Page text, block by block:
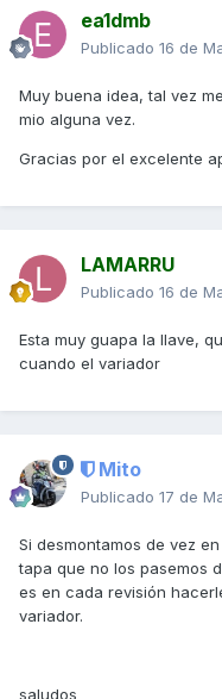
ea1dmb
Publicado 16 de
Muy buena idea, tal vez
mio alguna vez.
Gracias por el excelente
LAMARRU
Publicado 16 de
Esta muy guapa la llave,
cuando el variador
Mito
Publicado 17 de
Si desmontamos de vez
tapa que no los pasemos
es en cada revisión
variador.
saludos